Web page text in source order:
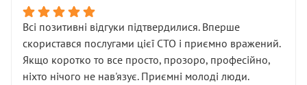
Всі позитивні відгуки підтвердилися. Вперше
скористався послугами цієї СТО і приємно вражений.
Якщо коротко то все просто, прозоро, професійно,
ніхто нічого не нав'язує. Приємні молоді люди.